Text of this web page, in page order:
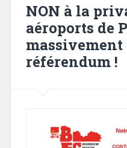
NON à la
aéroports de
référendum !